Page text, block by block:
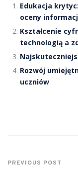
Edukacja
oceny
Kształcenie
technologią a
Rozwój
uczniów
PREVIOUS POST